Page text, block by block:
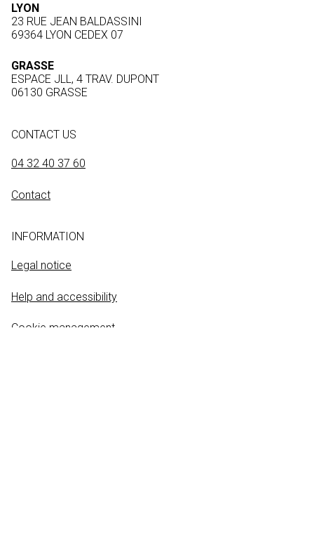
LYON
23 RUE JEAN BALDASSINI
69364 LYON CEDEX 07
GRASSE
ESPACE JLL, 4 TRAV. DUPONT
06130 GRASSE
CONTACT US
04 32 40 37 60
Contact
INFORMATION
Legal notice
Help and accessibility
Cookie management